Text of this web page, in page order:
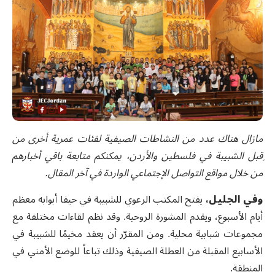
مازال هناك عدد من النشاطات الصيفية لفئات عمرية أخرى من
ِقبل الشبيبة في فلسطين والأردن، يمكنكم متابعة باقي أخبارهم
من خلال مواقع التواصل الإجتماعي الواردة في آخر المقال.
وفي الجليل، يفتح المكتب الرعوي للشبيبة في حيفا أبوابه معظم
أيام الأسبوع، ويقدم المشورة الروحية. وقد نظم لقاءات مختلفة مع
مجموعات شبابية محلية. ومن المقرّر أن يعقد مخيمًا للشبيبة في
الأسابيع المقبلة من العطلة الصيفية وذلك تباعاً للوضع الأمني في
المنطقة.